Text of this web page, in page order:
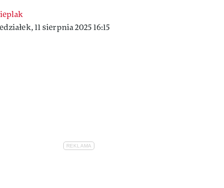
11 sierpnia 2025 16:15